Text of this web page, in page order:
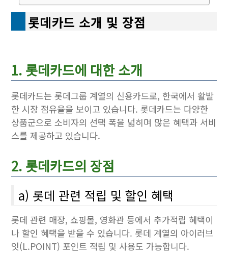
롯데카드 소개 및 장점
1. 롯데카드에 대한 소개
롯데카드는 롯데그룹 계열의 신용카드로, 한국에서 활발
한 시장 점유율을 보이고 있습니다. 롯데카드는 다양한
상품군으로 소비자의 선택 폭을 넓히며 많은 혜택과 서비
스를 제공하고 있습니다.
2. 롯데카드의 장점
a) 롯데 관련 적립 및 할인 혜택
롯데 관련 매장, 쇼핑몰, 영화관 등에서 추가적립 혜택이
나 할인 혜택을 받을 수 있습니다. 롯데 계열의 아이러브
잇(L.POINT) 포인트 적립 및 사용도 가능합니다.